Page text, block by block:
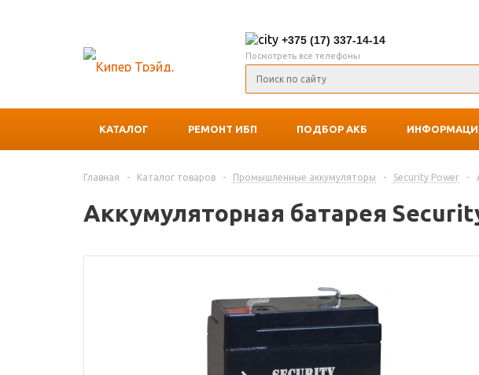
+375 (17) 337-14-14
Посмотреть все телефоны
КАТАЛОГ РЕМОНТ ИБП ПОДБОР АКБ
Главная - Каталог товаров - Промышленные аккумуляторы - Security Power -
Аккумуляторная батарея